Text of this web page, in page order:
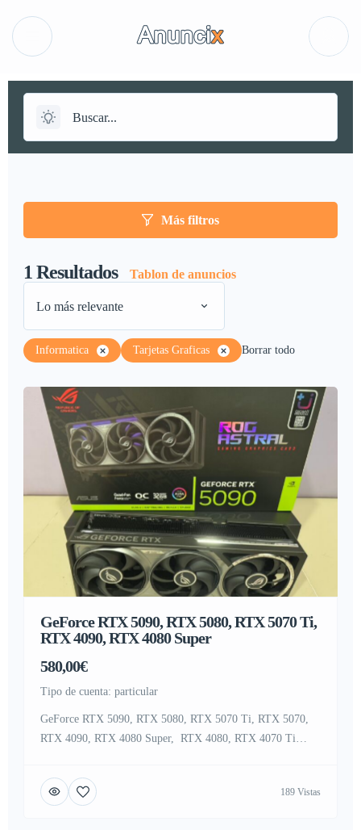
Más filtros
1 Resultados Tablon de anuncios
Lo más relevante
Informatica Tarjetas Graficas Borrar todo
GeForce RTX 5090, RTX 5080, RTX 5070 Ti,
RTX 4090, RTX 4080 Super
580,00€
tipo de cuenta: particular
GeForce RTX 5090, RTX 5080, RTX 5070 Ti, RTX 5070,
RTX 4090, RTX 4080 Super, RTX 4080, RTX 4070 Ti
4060 Ti , RTX 4060 , RTX 3090 Ti , RTX 3090 , RTX
3080 Ti , RTX 3080 , . Contáctanos por WHATSAPP189 Vistas